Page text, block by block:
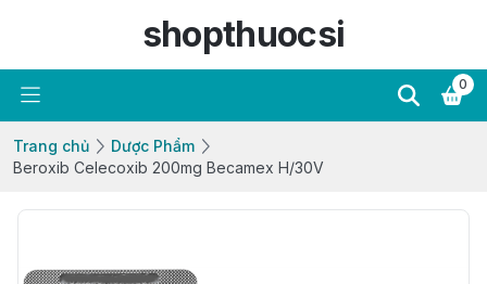
shopthuocsi
0
Trang chủ
Dược Phẩm
Beroxib Celecoxib 200mg Becamex H/30V